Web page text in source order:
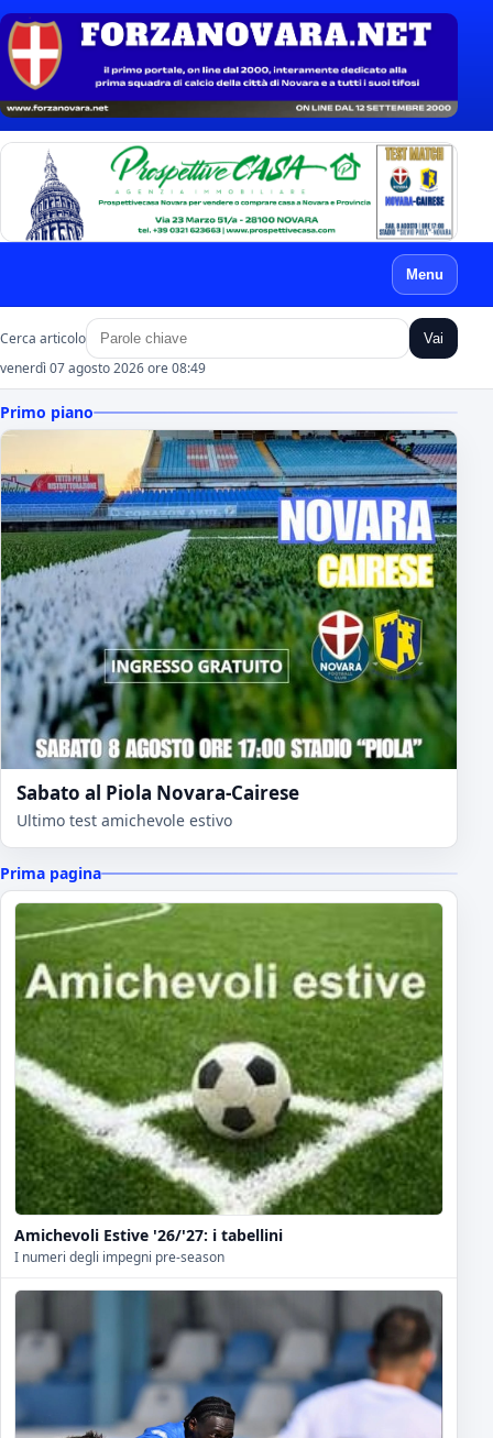
Menu
Cerca articolo Vai
venerdì 07 agosto 2026 ore 08:49
Primo piano
Sabato al Piola Novara-Cairese
Ultimo test amichevole estivo
Prima pagina
Amichevoli Estive '26/'27: i tabellini
I numeri degli impegni pre-season